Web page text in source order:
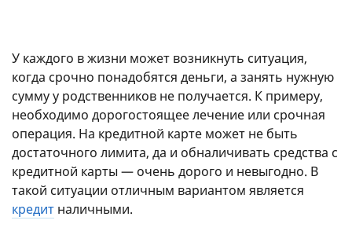
У каждого в жизни может возникнуть ситуация,
когда срочно понадобятся деньги, а занять нужную
сумму у родственников не получается. К примеру,
необходимо дорогостоящее лечение или срочная
операция. На кредитной карте может не быть
достаточного лимита, да и обналичивать средства с
кредитной карты — очень дорого и невыгодно. В
такой ситуации отличным вариантом является
кредит наличными.